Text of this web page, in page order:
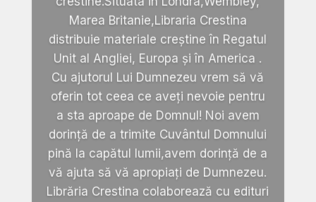
Marea Britanie,Libraria Crestina
distribuie materiale creștine în Regatul
Unit al Angliei, Europa și în America .
Cu ajutorul Lui Dumnezeu vrem să vă
oferin tot ceea ce aveți nevoie pentru
a sta aproape de Domnul! Noi avem
dorință de a trimite Cuvântul Domnului
pină la capătul lumii,avem dorință de a
vă ajuta să vă apropiați de Dumnezeu.
Librăria Crestina colaborează cu edituri